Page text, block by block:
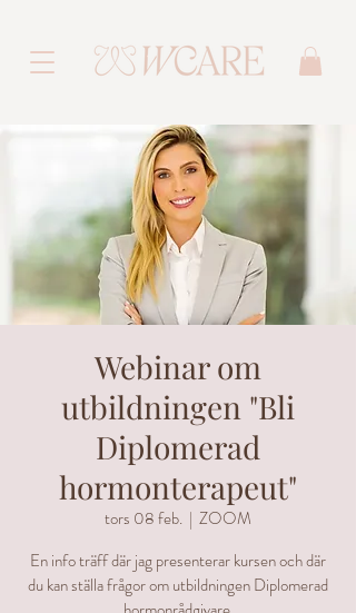
Webinar om
utbildningen "Bli
Diplomerad
hormonterapeut"
tors 08 feb.
  |
ZOOM
En info träff där jag presenterar kursen och där
du kan ställa frågor om utbildningen Diplomerad